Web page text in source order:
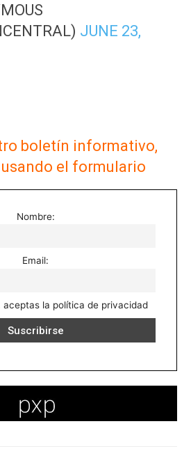
JUNE 23,
boletín informativo,
el formulario
Nombre:
Email:
aceptas la política de privacidad